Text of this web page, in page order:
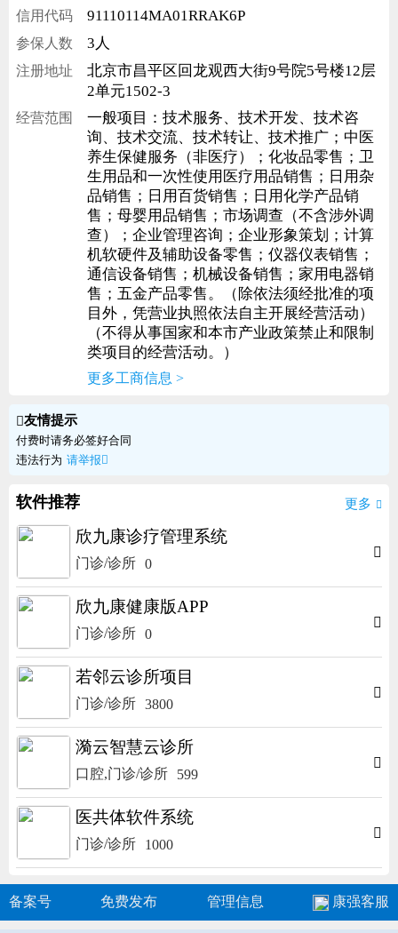
信用代码 91110114MA01RRAK6P
参保人数 3人
注册地址
北京市昌平区回龙观西大街9号院5号楼12层
2单元1502-3
经营范围
一般项目：技术服务、技术开发、技术咨
询、技术交流、技术转让、技术推广；中医
养生保健服务（非医疗）；化妆品零售；卫
生用品和一次性使用医疗用品销售；日用杂
品销售；日用百货销售；日用化学产品销
售；母婴用品销售；市场调查（不含涉外调
查）；企业管理咨询；企业形象策划；计算
机软硬件及辅助设备零售；仪器仪表销售；
通信设备销售；机械设备销售；家用电器销
售；五金产品零售。（除依法须经批准的项
目外，凭营业执照依法自主开展经营活动）
（不得从事国家和本市产业政策禁止和限制
类项目的经营活动。）
更多工商信息 >
友情提示
付费时请务必签好合同
违法行为 请举报 
软件推荐 更多 
欣九康诊疗管理系统
门诊/诊所 0

欣九康健康版APP
门诊/诊所 0

若邻云诊所项目
门诊/诊所 3800

漪云智慧云诊所
口腔,门诊/诊所 599

医共体软件系统
门诊/诊所 1000

备案号 免费发布 管理信息 康强客服